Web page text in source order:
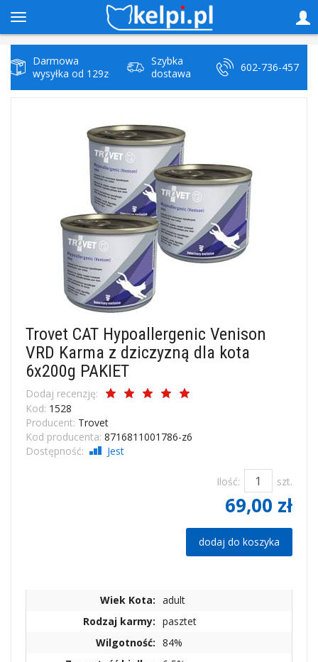
Darmowa
wysyłka od 129zł
Szybka
dostawa
602-736-457
Trovet CAT Hypoallergenic Venison
VRD Karma z dziczyzną dla kota
6x200g PAKIET
Dodaj recenzję:
Kod: 1528
Producent: Trovet
Kod producenta: 8716811001786-z6
Dostępność:
Jest
Ilość: szt.
69,00 zł
dodaj do koszyka
Wiek Kota: adult
Rodzaj karmy: pasztet
Wilgotność: 84%